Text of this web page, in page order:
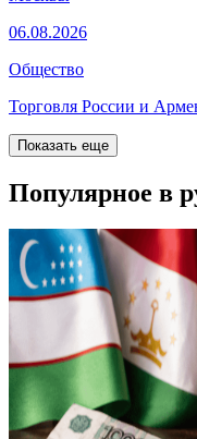
06.08.2026
Общество
Торговля России и
Показать еще
Популярное в